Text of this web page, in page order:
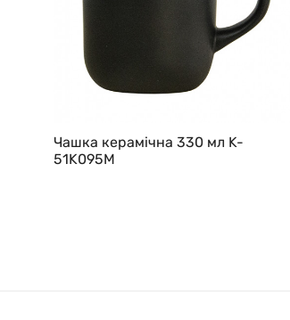
Чашка керамічна 330 мл K-
51K095M